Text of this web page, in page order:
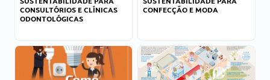
CONSULTÓRIOS E CLÍNICAS
ODONTOLÓGICAS
CONFECÇÃO E MODA